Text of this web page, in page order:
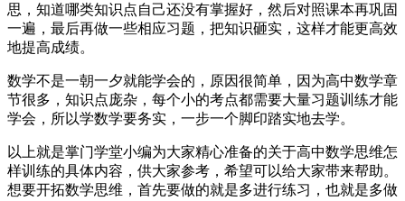
思，知道哪类知识点自己还没有掌握好，然后对照课本再巩固
一遍，最后再做一些相应习题，把知识砸实，这样才能更高效
地提高成绩。
数学不是一朝一夕就能学会的，原因很简单，因为高中数学章
节很多，知识点庞杂，每个小的考点都需要大量习题训练才能
学会，所以学数学要务实，一步一个脚印踏实地去学。
以上就是掌门学堂小编为大家精心准备的关于高中数学思维怎
样训练的具体内容，供大家参考，希望可以给大家带来帮助。
想要开拓数学思维，首先要做的就是多进行练习，也就是多做